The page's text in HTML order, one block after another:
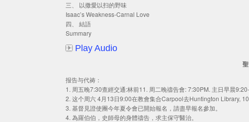
三、 以撒愛以扫的野味
Isaac’s Weakness-Carnal Love
四、 結語
Summary
Play Audio
报告与代祷：
1. 周五晚7:30查經交通:林前11. 周二晚禱告會: 7:30PM. 主日早晨
2. 这个周六 4月13日9:00在教會集合Carpool去Huntington Library,
3. 基督見證使團今年夏令會已開始報名，請盡早報名參加。
4. 為羅伯伯，史師母的身體禱告，求主保守醫治。